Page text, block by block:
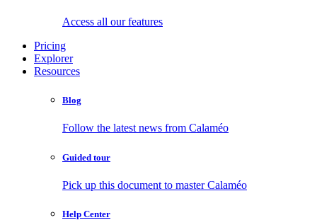
Access all our features
Pricing
Explorer
Resources
Blog
Follow the latest news from Calaméo
Guided tour
Pick up this document to master Calaméo
Help Center